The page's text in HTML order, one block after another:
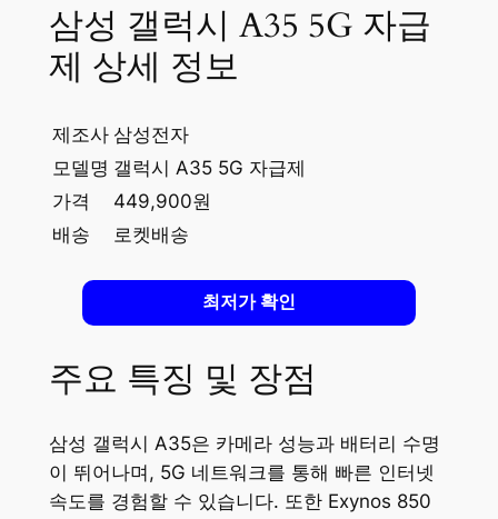
삼성 갤럭시 A35 5G 자급
제 상세 정보
제조사 삼성전자
모델명 갤럭시 A35 5G 자급제
가격
449,900원
배송
로켓배송
최저가 확인
주요 특징 및 장점
삼성 갤럭시 A35은 카메라 성능과 배터리 수명
이 뛰어나며, 5G 네트워크를 통해 빠른 인터넷
속도를 경험할 수 있습니다. 또한 Exynos 850